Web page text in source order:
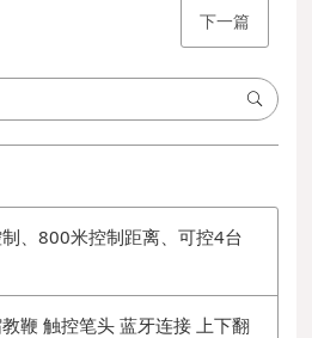
下一篇
、800米控制距离、可控4台
鞭 触控笔头 蓝牙连接 上下翻